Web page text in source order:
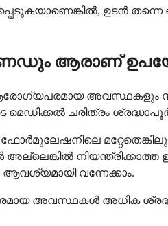
ഉടൻ തന്നെ
ആരാണ്
അവസ്ഥകളും
മെഡിക്കൽ ചരിത്രം
മറ്റേതെങ്കിലും
അല്ലെങ്കിൽ
വന്നേക്കാം.
അവസ്ഥകൾ അധിക